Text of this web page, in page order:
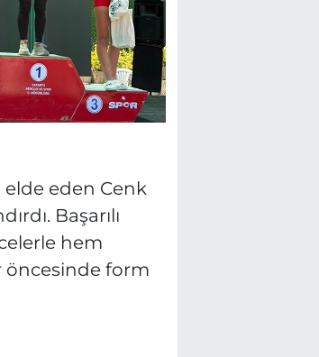
eden Cenk
Başarılı
hem
öncesinde form